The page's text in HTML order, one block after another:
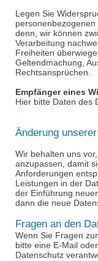
Legen Sie
denn, wir können
Verarbeitung
Freiheiten
Geltendmachung,
Rechtsansprüchen.
Empfänger eines
Hier bitte Daten des
Änderung
Wir behalten uns
anzupassen, damit
Anforderungen
Leistungen in der
der Einführung
dann die neue
Fragen an den
Wenn Sie Fragen
bitte eine E-Mail
Datenschutz